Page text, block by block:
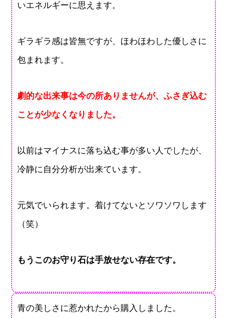
いエネルギーに思えます。
ギラギラ感は皆無ですが、ほわほわした優しさに
包まれます。
劇的な出来事は今の所ありませんが、ふさぎ込む
ことが少なくなりました。
以前はマイナスに落ち込む事が多い人でしたが、
冷静に自分分析が出来ています。
元気でいられます。着けてないとソワソワします
（笑）
もうこのお守り石は手放せない存在です。
青の美しさに惹かれたから購入しました。